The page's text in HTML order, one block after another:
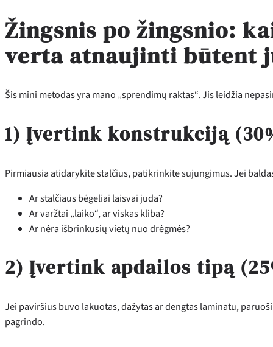
Žingsnis po žingsnio:
verta atnaujinti būtent
Šis mini metodas yra mano „sprendimų raktas“. Jis leidžia
1) Įvertink konstrukciją
Pirmiausia atidarykite stalčius, patikrinkite sujungimus. Jei
Ar stalčiaus bėgeliai laisvai juda?
Ar varžtai „laiko“, ar viskas kliba?
Ar nėra išbrinkusių vietų nuo drėgmės?
2) Įvertink apdailos tipą
Jei paviršius buvo lakuotas, dažytas ar dengtas laminatu,
pagrindo.